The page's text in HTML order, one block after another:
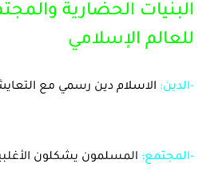
البنيات الحضارية
للعالم الإسلامي
-الدين: الاسلام دين رسمي مع
-المجتمع: المسلمون يشكلون